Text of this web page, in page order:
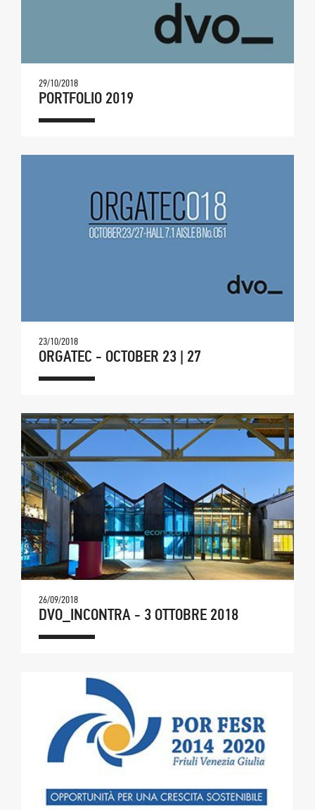
29/10/2018
PORTFOLIO 2019
23/10/2018
ORGATEC - OCTOBER 23 | 27
26/09/2018
DVO_INCONTRA - 3 OTTOBRE 2018